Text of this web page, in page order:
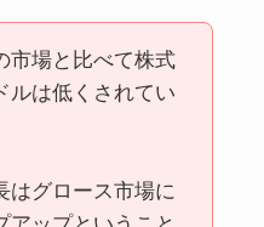
市場と比べて株式
ルは低くされてい
はグロース市場に